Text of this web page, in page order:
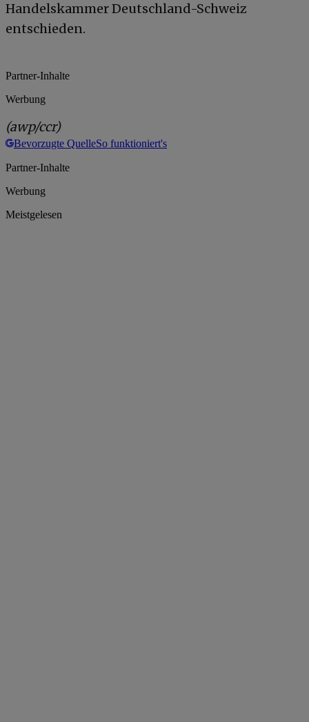
Handelskammer Deutschland-Schweiz
entschieden.
Partner-Inhalte
Werbung
(awp/ccr)
Bevorzugte QuelleSo funktioniert's
Partner-Inhalte
Werbung
Meistgelesen